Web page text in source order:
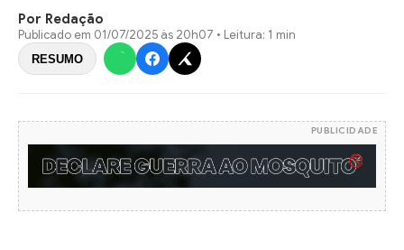
Por Redação
Publicado em 01/07/2025 às 20h07 • Leitura: 1 min
RESUMO
PUBLICIDADE